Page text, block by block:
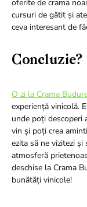
oferite de crama
cursuri de gătit și
ceva interesant de
Concluzie?
O zi la Crama
experiență vinicolă.
unde poți descoperi
vin și poți crea
ezita să ne vizitezi
atmosferă
deschise la Crama
bunătăți vinicole!